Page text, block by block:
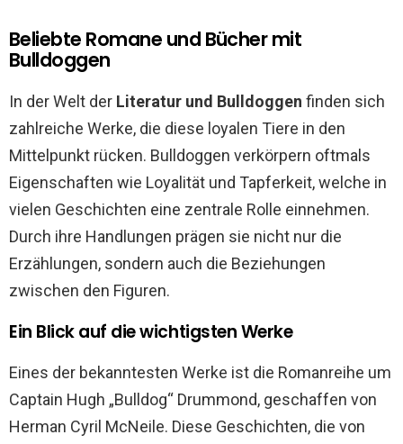
Beliebte Romane und Bücher mit
Bulldoggen
In der Welt der Literatur und Bulldoggen finden sich
zahlreiche Werke, die diese loyalen Tiere in den
Mittelpunkt rücken. Bulldoggen verkörpern oftmals
Eigenschaften wie Loyalität und Tapferkeit, welche in
vielen Geschichten eine zentrale Rolle einnehmen.
Durch ihre Handlungen prägen sie nicht nur die
Erzählungen, sondern auch die Beziehungen
zwischen den Figuren.
Ein Blick auf die wichtigsten Werke
Eines der bekanntesten Werke ist die Romanreihe um
Captain Hugh „Bulldog“ Drummond, geschaffen von
Herman Cyril McNeile. Diese Geschichten, die von